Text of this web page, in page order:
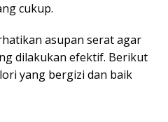
cukup.
asupan serat agar
dilakukan efektif. Berikut
yang bergizi dan baik